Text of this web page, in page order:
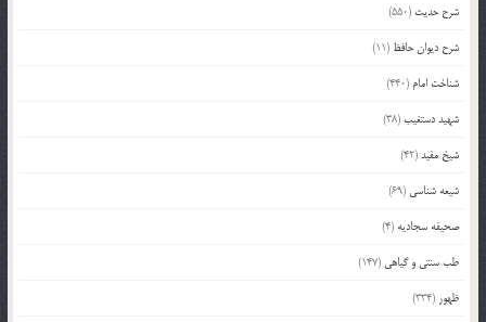
شرح حدیث (550)
شرح دیوان حافظ (11)
شناخت امام (440)
شهید دستغیب(38)
شیخ مفید(42)
شیعه شناسی (69)
صحیفه سجادیه (4)
طب سنتی و گیاهی (147)
ظهور (334)